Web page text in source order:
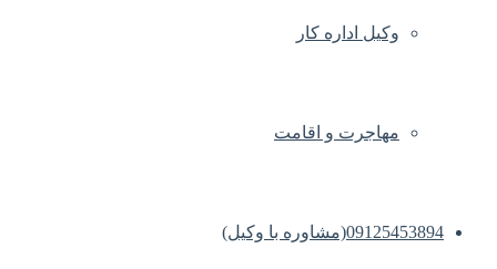
وکیل اداره کار
مهاجرت و اقامت
09125453894(مشاوره با وکیل)